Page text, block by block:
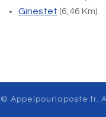
Ginestet (6,46 Km)
© Appelpourlaposte.fr.